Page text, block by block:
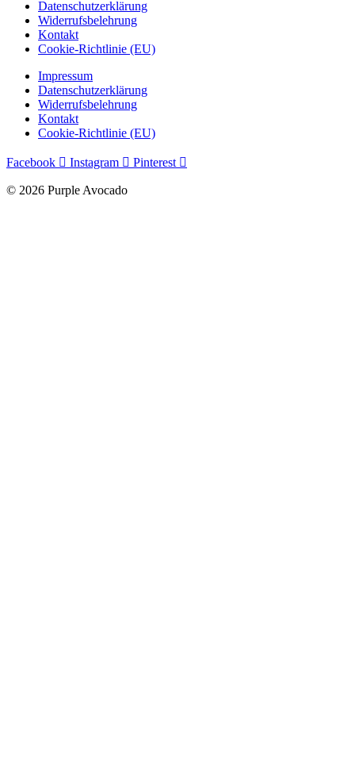
Datenschutzerklärung
Widerrufsbelehrung
Kontakt
Cookie-Richtlinie (EU)
Impressum
Datenschutzerklärung
Widerrufsbelehrung
Kontakt
Cookie-Richtlinie (EU)
Facebook Instagram Pinterest
© 2026 Purple Avocado